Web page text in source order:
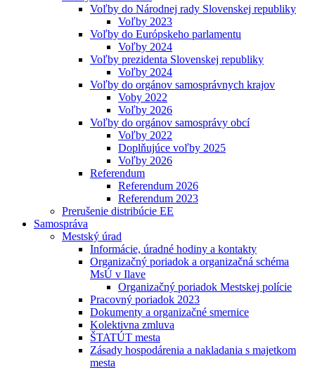
Voľby do Národnej rady Slovenskej republiky
Voľby 2023
Voľby do Európskeho parlamentu
Voľby 2024
Voľby prezidenta Slovenskej republiky
Voľby 2024
Voľby do orgánov samosprávnych krajov
Voby 2022
Voľby 2026
Voľby do orgánov samosprávy obcí
Voľby 2022
Doplňujúce voľby 2025
Voľby 2026
Referendum
Referendum 2026
Referendum 2023
Prerušenie distribúcie EE
Samospráva
Mestský úrad
Informácie, úradné hodiny a kontakty
Organizačný poriadok a organizačná schéma
MsÚ v Ilave
Organizačný poriadok Mestskej polície
Pracovný poriadok 2023
Dokumenty a organizačné smernice
Kolektivna zmluva
ŠTATÚT mesta
Zásady hospodárenia a nakladania s majetkom
mesta